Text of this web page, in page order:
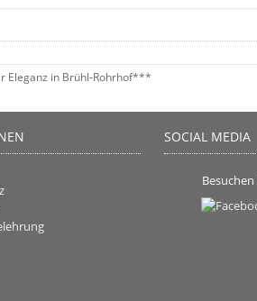
Eleganz in Brühl-Rohrhof***
SOCIAL MEDIA